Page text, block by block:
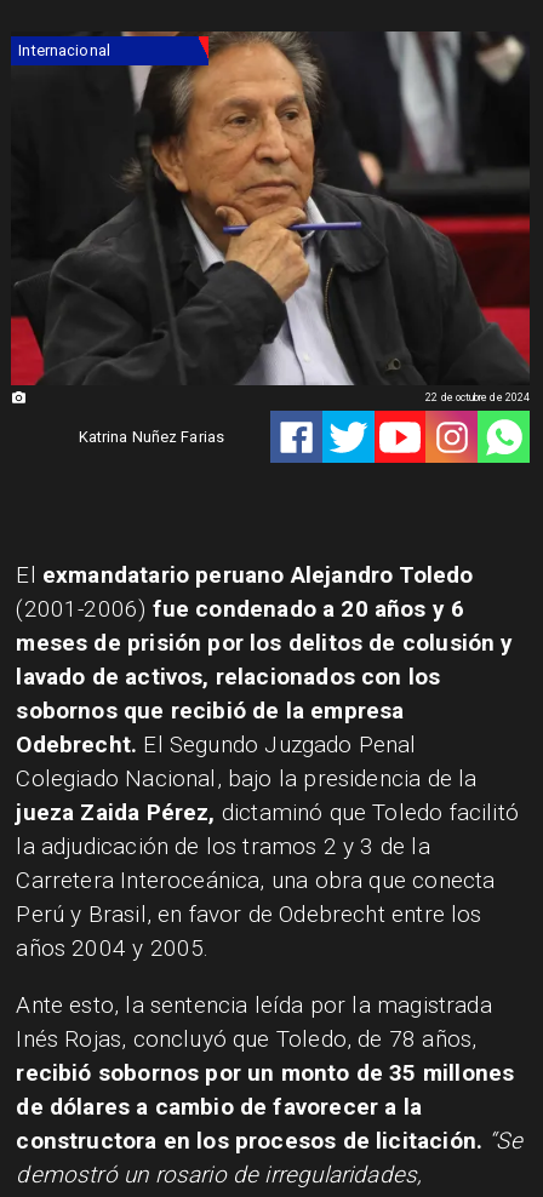
Internacional
Katrina Nuñez Farias
22 de octubre de 2024
​El exmandatario peruano Alejandro Toledo
(2001-2006) fue condenado a 20 años y 6
meses de prisión por los delitos de colusión y
lavado de activos, relacionados con los
sobornos que recibió de la empresa
Odebrecht. El Segundo Juzgado Penal
Colegiado Nacional, bajo la presidencia de la
jueza Zaida Pérez, dictaminó que Toledo facilitó
la adjudicación de los tramos 2 y 3 de la
Carretera Interoceánica, una obra que conecta
Perú y Brasil, en favor de Odebrecht entre los
años 2004 y 2005.
Ante esto, la sentencia leída por la magistrada
Inés Rojas, concluyó que Toledo, de 78 años,
recibió sobornos por un monto de 35 millones
de dólares a cambio de favorecer a la
constructora en los procesos de licitación. “Se
demostró un rosario de irregularidades,